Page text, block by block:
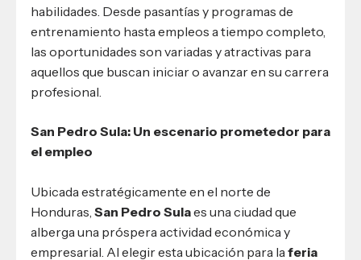
habilidades. Desde pasantías y programas de
entrenamiento hasta empleos a tiempo completo,
las oportunidades son variadas y atractivas para
aquellos que buscan iniciar o avanzar en su carrera
profesional.
San Pedro Sula: Un escenario prometedor para
el empleo
Ubicada estratégicamente en el norte de
Honduras, San Pedro Sulaes una ciudad que
alberga una próspera actividad económica y
empresarial. Al elegir esta ubicación para laferia